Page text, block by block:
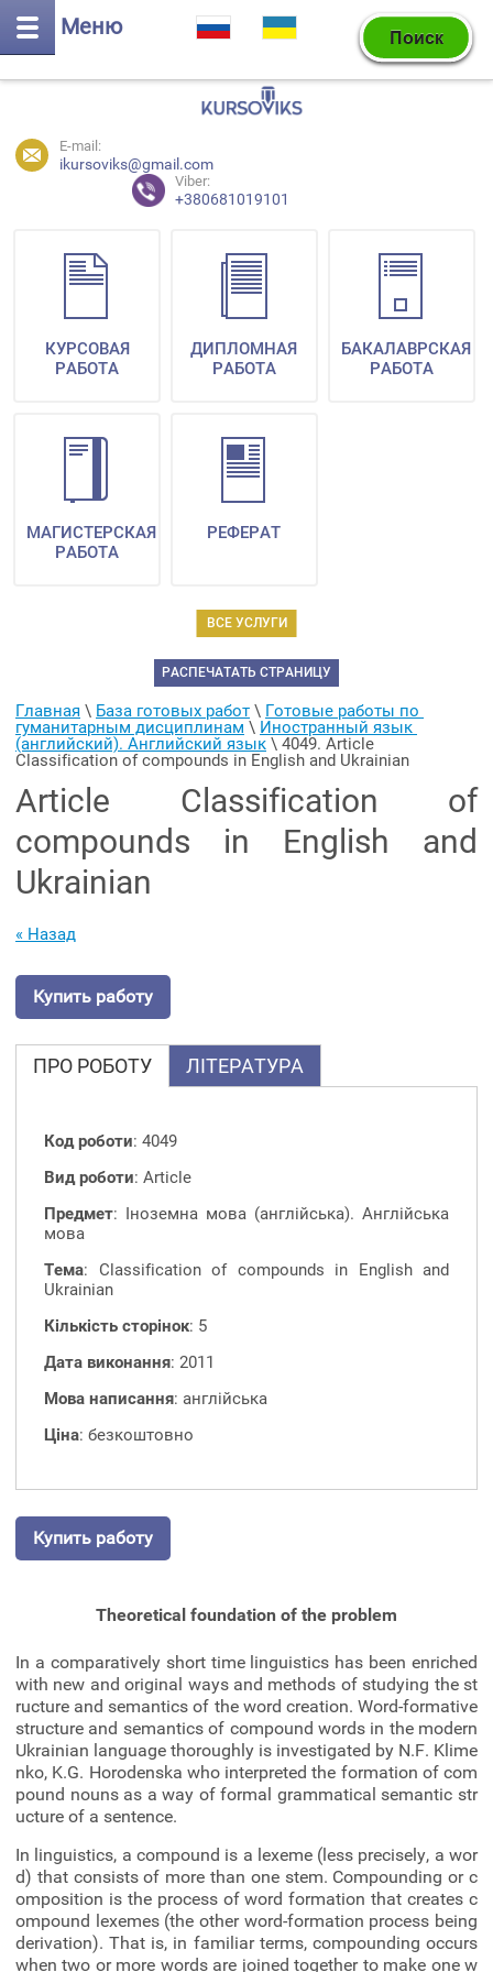
Меню
E-mail:
ikursoviks@gmail.com
Viber:
+380681019101
ВСЕ УСЛУГИ
КУРСОВАЯ
РАБОТА
ДИПЛОМНАЯ
РАБОТА
БАКАЛАВРСКАЯ
РАБОТА
МАГИСТЕРСКАЯ
РАБОТА
РЕФЕРАТ
РАСПЕЧАТАТЬ СТРАНИЦУ
Главная \ База готовых работ \ Готовые работы по
гуманитарным дисциплинам \ Иностранный язык
(английский). Английский язык \ 4049. Article
Classification of compounds in English and Ukrainian
Article Classification of
compounds in English and
Ukrainian
« Назад
Купить работу
ПРО РОБОТУ ЛІТЕРАТУРА
Код роботи: 4049
Вид роботи: Article
Предмет: Іноземна мова (англійська). Англійська
мова
Тема: Classification of compounds in English and
Ukrainian
Кількість сторінок: 5
Дата виконання: 2011
Мова написання: англійська
Ціна: безкоштовно
Купить работу
Theoretical foundation of the problem
In a comparatively short time linguistics has been enriched
with new and original ways and methods of studying the st
ructure and semantics of the word creation. Word-formative
structure and semantics of compound words in the modern
Ukrainian language thoroughly is investigated by N.F. Klime
nko, K.G. Horodenska who interpreted the formation of com
pound nouns as a way of formal grammatical semantic str
ucture of a sentence.
In linguistics, a compound is a lexeme (less precisely, a wor
d) that consists of more than one stem. Compounding or c
omposition is the process of word formation that creates c
ompound lexemes (the other word-formation process being
derivation). That is, in familiar terms, compounding occurs
when two or more words are joined together to make one w